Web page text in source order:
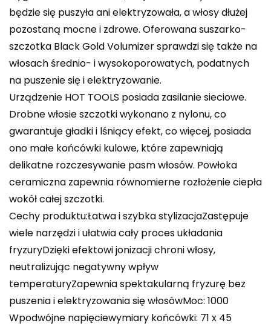
będzie się puszyła ani elektryzowała, a włosy dłużej
pozostaną mocne i zdrowe. Oferowana suszarko-
szczotka Black Gold Volumizer sprawdzi się także na
włosach średnio- i wysokoporowatych, podatnych
na puszenie się i elektryzowanie.
Urządzenie HOT TOOLS posiada zasilanie sieciowe.
Drobne włosie szczotki wykonano z nylonu, co
gwarantuje gładki i lśniący efekt, co więcej, posiada
ono małe końcówki kulowe, które zapewniają
delikatne rozczesywanie pasm włosów. Powłoka
ceramiczna zapewnia równomierne rozłożenie ciepła
wokół całej szczotki.
Cechy produktu:Łatwa i szybka stylizacjaZastępuje
wiele narzędzi i ułatwia cały proces układania
fryzuryDzięki efektowi jonizacji chroni włosy,
neutralizując negatywny wpływ
temperaturyZapewnia spektakularną fryzurę bez
puszenia i elektryzowania się włosówMoc: 1000
Wpodwójne napięciewymiary końcówki: 71 x 45